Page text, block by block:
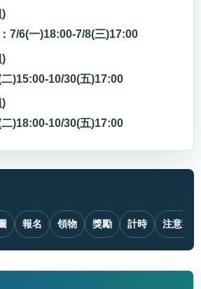
)
7/6(一)18:00-7/8(三)17:00
)
)15:00-10/30(五)17:00
)
)18:00-10/30(五)17:00
報名 領物 獎勵 計時 注意事項